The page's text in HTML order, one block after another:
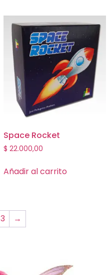
Space Rocket
$ 22.000,00
Añadir al carrito
3 →